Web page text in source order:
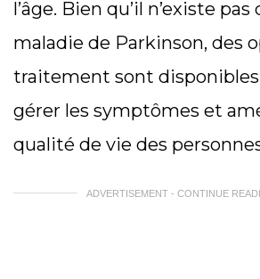
l’âge. Bien qu’il n’existe
maladie de Parkinson, des
traitement sont disponibles
gérer les symptômes et
qualité de vie des
ADVERTISEMENT - CONTINUE